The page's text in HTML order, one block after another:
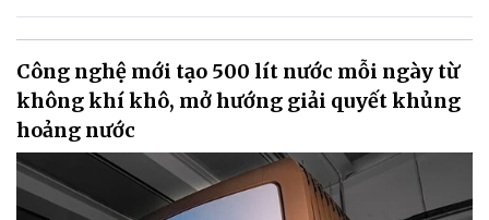
Công nghệ mới tạo 500 lít nước mỗi ngày từ
không khí khô, mở hướng giải quyết khủng
hoảng nước